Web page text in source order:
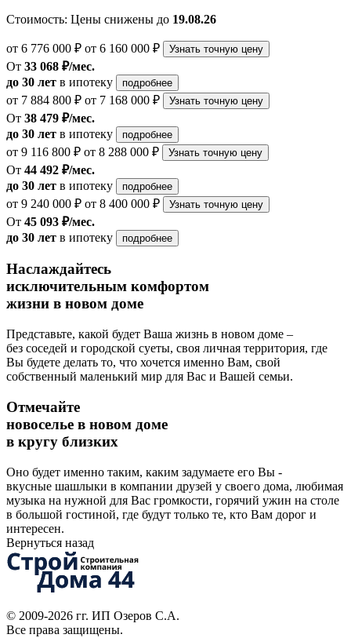
Стоимость: Цены снижены до 19.08.26
от 6 776 000 ₽ от 6 160 000 ₽ Узнать точную цену
От 33 068 ₽/мес.
до 30 лет в ипотеку подробнее
от 7 884 800 ₽ от 7 168 000 ₽ Узнать точную цену
От 38 479 ₽/мес.
до 30 лет в ипотеку подробнее
от 9 116 800 ₽ от 8 288 000 ₽ Узнать точную цену
От 44 492 ₽/мес.
до 30 лет в ипотеку подробнее
от 9 240 000 ₽ от 8 400 000 ₽ Узнать точную цену
От 45 093 ₽/мес.
до 30 лет в ипотеку подробнее
Наслаждайтесь
исключительным комфортом
жизни в новом доме
Представьте, какой будет Ваша жизнь в новом доме –
без соседей и городской суеты, своя личная территория, где
Вы будете делать то, что хочется именно Вам, свой
собственный маленький мир для Вас и Вашей семьи.
Отмечайте
новоселье в новом доме
в кругу близких
Оно будет именно таким, каким задумаете его Вы -
вкусные шашлыки в компании друзей у своего дома, любимая
музыка на нужной для Вас громкости, горячий ужин на столе
в большой гостиной, где будут только те, кто Вам дорог и
интересен.
Вернуться назад
© 2009-2026 гг. ИП Озеров С.А.
Все права защищены.